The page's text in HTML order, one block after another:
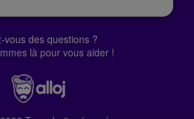
vous des questions ?
là pour vous aider !